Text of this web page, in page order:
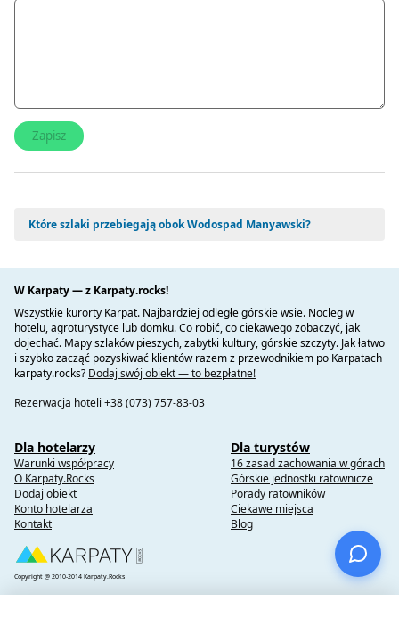
Które szlaki przebiegają obok Wodospad Manyawski?
W Karpaty — z Karpaty.rocks!
Wszystkie kurorty Karpat. Najbardziej odległe górskie wsie. Nocleg w
hotelu, agroturystyce lub domku. Co robić, co ciekawego zobaczyć, jak
dojechać. Mapy szlaków pieszych, zabytki kultury, górskie szczyty. Jak łatwo
i szybko zacząć pozyskiwać klientów razem z przewodnikiem po Karpatach
karpaty.rocks? Dodaj swój obiekt — to bezpłatne!
Rezerwacja hoteli +38 (073) 757-83-03
Dla hotelarzy
Warunki współpracy
O Karpaty.Rocks
Dodaj obiekt
Konto hotelarza
Kontakt
Dla turystów
16 zasad zachowania w górach
Górskie jednostki ratownicze
Porady ratowników
Ciekawe miejsca
Blog
Copyright @ 2010-2014 Karpaty.Rocks